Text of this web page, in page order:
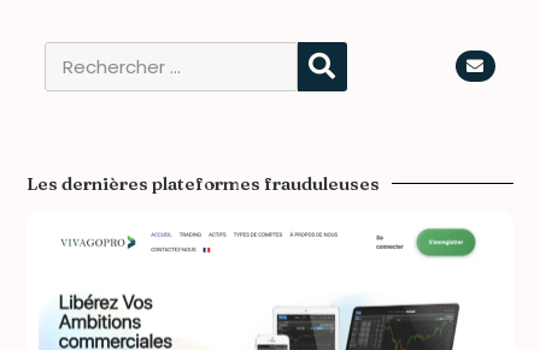
Les dernières plateformes frauduleuses​